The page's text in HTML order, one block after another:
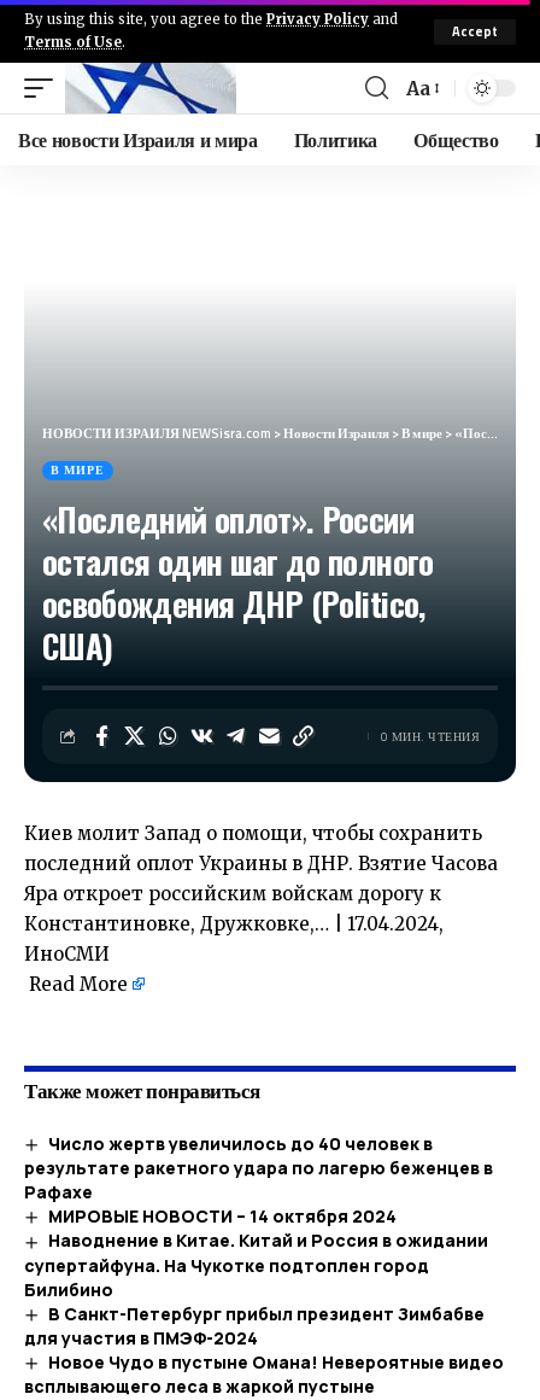
By using this site, you agree to the Privacy Policy and
Terms of Use.
Accept
Aa
Все новости Израиля и мира Политика Общество
НОВОСТИ ИЗРАИЛЯ NEWSisra.com >Новости Израиля>В мире>«Последний оплот». России остался один шаг до полного освобождения ДНР (Politico, США)
В МИРЕ
«Последний оплот». России
остался один шаг до полного
освобождения ДНР (Politico,
США)
0 МИН. ЧТЕНИЯ
Киев молит Запад о помощи, чтобы сохранить
последний оплот Украины в ДНР. Взятие Часова
Яра откроет российским войскам дорогу к
Константиновке, Дружковке,… | 17.04.2024,
ИноСМИ
Read More
Также может понравиться
Число жертв увеличилось до 40 человек в
результате ракетного удара по лагерю беженцев в
Рафахе
МИРОВЫЕ НОВОСТИ – 14 октября 2024
Наводнение в Китае. Китай и Россия в ожидании
супертайфуна. На Чукотке подтоплен город
Билибино
В Санкт-Петербург прибыл президент Зимбабве
для участия в ПМЭФ-2024
Новое Чудо в пустыне Омана! Невероятные видео
всплывающего леса в жаркой пустыне